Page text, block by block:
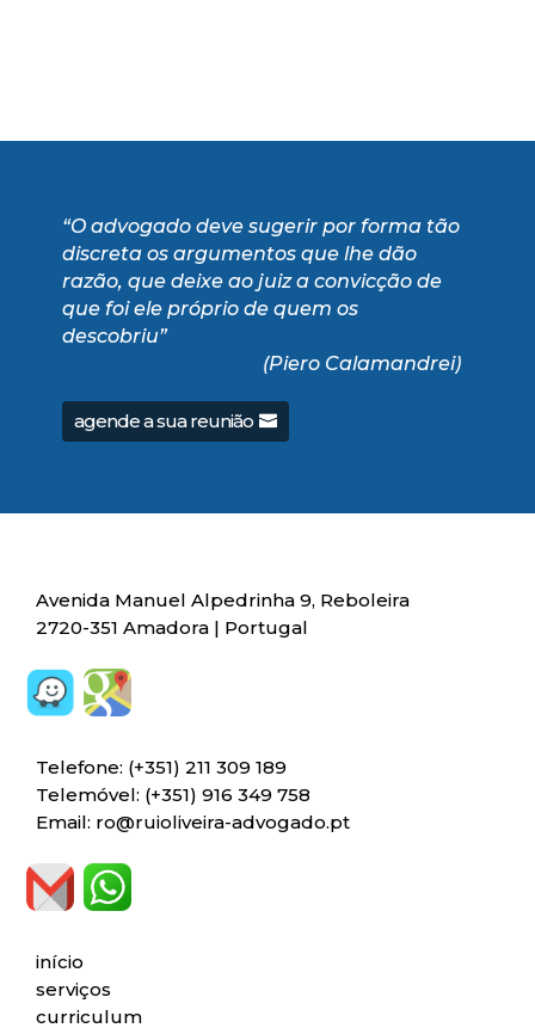
“O advogado deve sugerir por forma tão
discreta os argumentos que lhe dão
razão, que deixe ao juiz a convicção de
que foi ele próprio de quem os
descobriu”
(Piero Calamandrei)
agende a sua reunião
Avenida Manuel Alpedrinha 9, Reboleira
2720-351 Amadora | Portugal
Telefone: (+351) 211 309 189
Telemóvel: (+351) 916 349 758
Email: ro@ruioliveira-advogado.pt
início
serviços
curriculum